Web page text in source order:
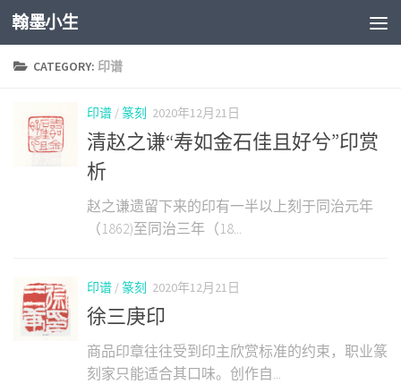
Skip to content
翰墨小生
CATEGORY: 印谱
印谱 / 篆刻 2020年12月21日
清赵之谦“寿如金石佳且好兮”印赏
析
赵之谦遗留下来的印有一半以上刻于同治元年
（1862)至同治三年（18...
印谱 / 篆刻 2020年12月21日
徐三庚印
商品印章往往受到印主欣赏标准的约束，职业篆
刻家只能适合其口味。创作自...